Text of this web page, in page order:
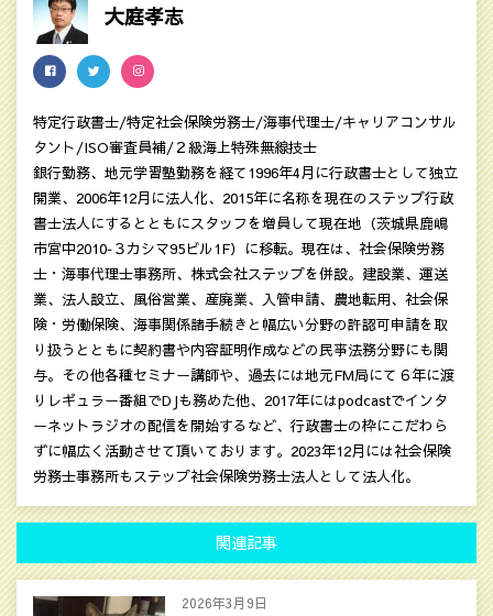
大庭孝志
特定行政書士/特定社会保険労務士/海事代理士/キャリアコンサル
タント/ISO審査員補/２級海上特殊無線技士
銀行勤務、地元学習塾勤務を経て1996年4月に行政書士として独立
開業、2006年12月に法人化、2015年に名称を現在のステップ行政
書士法人にするとともにスタッフを増員して現在地（茨城県鹿嶋
市宮中2010‐３カシマ95ビル1F）に移転。現在は、社会保険労務
士・海事代理士事務所、株式会社ステップを併設。建設業、運送
業、法人設立、風俗営業、産廃業、入管申請、農地転用、社会保
険・労働保険、海事関係諸手続きと幅広い分野の許認可申請を取
り扱うとともに契約書や内容証明作成などの民亊法務分野にも関
与。その他各種セミナー講師や、過去には地元FM局にて６年に渡
りレギュラー番組でDJも務めた他、2017年にはpodcastでインタ
ーネットラジオの配信を開始するなど、行政書士の枠にこだわら
ずに幅広く活動させて頂いております。2023年12月には社会保険
労務士事務所もステップ社会保険労務士法人として法人化。
関連記事
2026年3月9日